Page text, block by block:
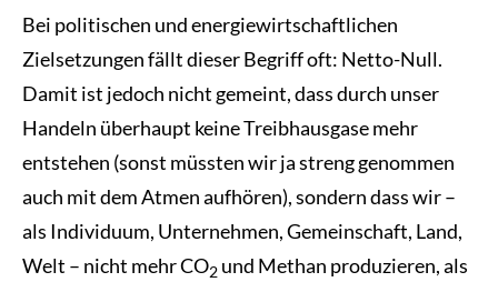
Bei politischen und energiewirtschaftlichen
Zielsetzungen fällt dieser Begriff oft: Netto-Null.
Damit ist jedoch nicht gemeint, dass durch unser
Handeln überhaupt keine Treibhausgase mehr
entstehen (sonst müssten wir ja streng genommen
auch mit dem Atmen aufhören), sondern dass wir –
als Individuum, Unternehmen, Gemeinschaft, Land,
Welt – nicht mehr CO2 und Methan produzieren, als